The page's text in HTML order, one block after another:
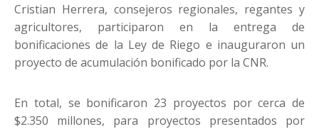
Cristian Herrera, consejeros regionales, regantes y
agricultores, participaron en la entrega de
bonificaciones de la Ley de Riego e inauguraron un
proyecto de acumulación bonificado por la CNR.
En total, se bonificaron 23 proyectos por cerca de
$2.350 millones, para proyectos presentados por